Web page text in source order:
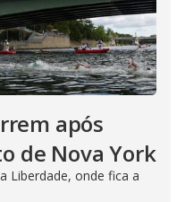
após
de Nova York
Liberdade, onde fica a